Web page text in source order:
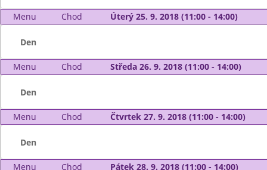
Menu Chod Úterý 25. 9. 2018 (11:00 - 14:00)
Den
Menu Chod Středa 26. 9. 2018 (11:00 - 14:00)
Den
Menu Chod Čtvrtek 27. 9. 2018 (11:00 - 14:00)
Den
Menu Chod Pátek 28. 9. 2018 (11:00 - 14:00)